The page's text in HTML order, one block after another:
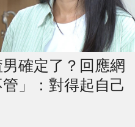
男確定了？回應網
」：對得起自己